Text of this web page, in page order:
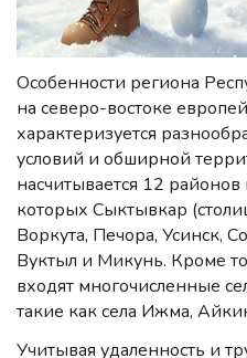
Особенности региона
на северо-востоке
характеризуется
условий и обширной
насчитывается 12
которых Сыктывкар
Воркута, Печора, Усинск,
Вуктыл и Микунь. Кроме
входят многочисленные
такие как села Ижма,
Учитывая удаленность и